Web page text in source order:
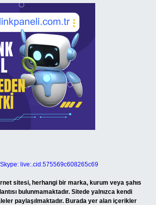
Skype: live:.cid.575569c608265c69
sitesi, herhangi bir marka, kurum veya şahıs
bulunmamaktadır. Sitede yalnızca kendi
paylaşılmaktadır. Burada yer alan içerikler